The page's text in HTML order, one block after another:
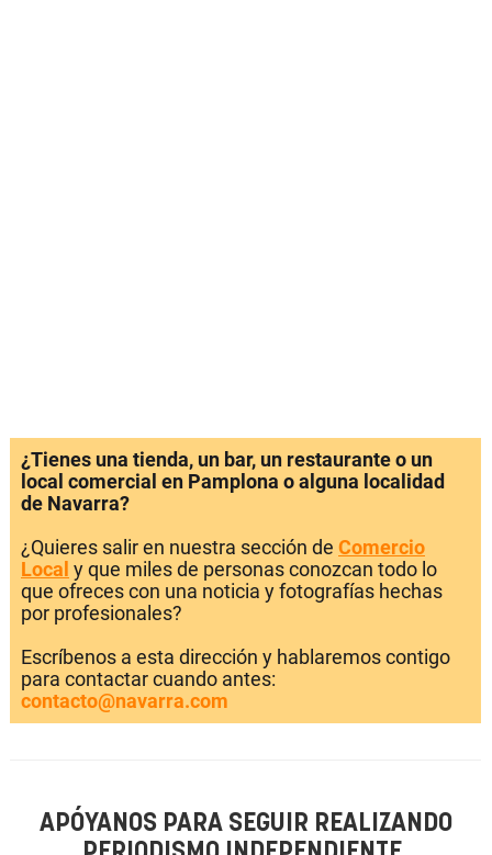
¿Tienes una tienda, un bar, un restaurante o un
local comercial en Pamplona o alguna localidad
de Navarra?
¿Quieres salir en nuestra sección de Comercio
Local y que miles de personas conozcan todo lo
que ofreces con una noticia y fotografías hechas
por profesionales?
Escríbenos a esta dirección y hablaremos contigo
para contactar cuando antes:
contacto@navarra.com
APÓYANOS PARA SEGUIR REALIZANDO